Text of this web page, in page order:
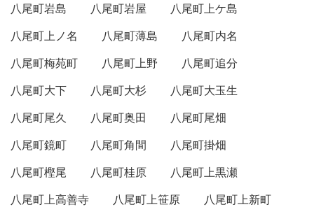
八尾町岩島
八尾町岩屋
八尾町上ケ島
八尾町上ノ名
八尾町薄島
八尾町内名
八尾町梅苑町
八尾町上野
八尾町追分
八尾町大下
八尾町大杉
八尾町大玉生
八尾町尾久
八尾町奥田
八尾町尾畑
八尾町鏡町
八尾町角間
八尾町掛畑
八尾町樫尾
八尾町桂原
八尾町上黒瀬
八尾町上高善寺
八尾町上笹原
八尾町上新町